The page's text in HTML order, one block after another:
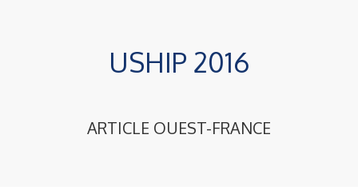
USHIP 2016
ARTICLE OUEST-FRANCE